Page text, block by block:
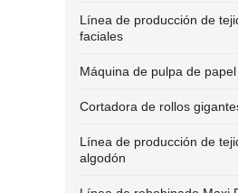
Línea de producción de
faciales
Máquina de pulpa de papel
Cortadora de rollos
Línea de producción de
algodón